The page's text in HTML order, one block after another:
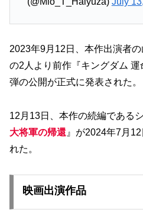
2023年9月12日、本作出演者
の2人より前作『キングダム
弾の公開が正式に発表された。
12月13日、本作の続編である
大将軍の帰還 』が2024年7月
れた。
映画出演作品